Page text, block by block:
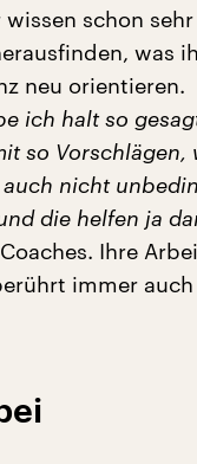
wissen schon
was
neu orientieren.
ich halt so
so
nicht
die helfen ja
Ihre
immer